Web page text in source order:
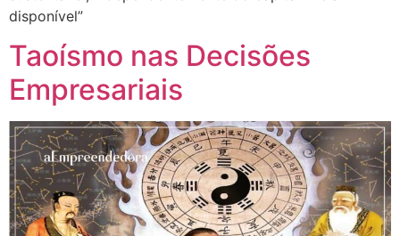
disponível”
Taoísmo nas Decisões
Empresariais